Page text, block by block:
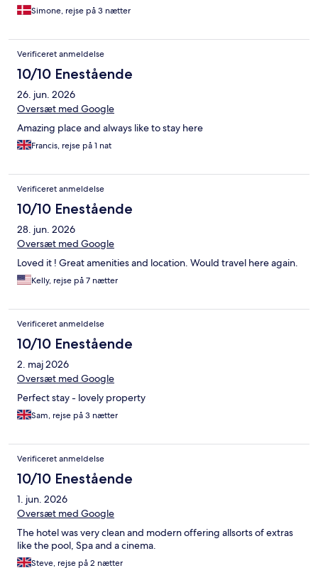
Simone, rejse på 3 nætter
Verificeret anmeldelse
10/10 Enestående
26. jun. 2026
Oversæt med Google
Amazing place and always like to stay here
Francis, rejse på 1 nat
Verificeret anmeldelse
10/10 Enestående
28. jun. 2026
Oversæt med Google
Loved it ! Great amenities and location. Would travel here again.
Kelly, rejse på 7 nætter
Verificeret anmeldelse
10/10 Enestående
2. maj 2026
Oversæt med Google
Perfect stay - lovely property
Sam, rejse på 3 nætter
Verificeret anmeldelse
10/10 Enestående
1. jun. 2026
Oversæt med Google
The hotel was very clean and modern offering allsorts of extras
like the pool, Spa and a cinema.
Steve, rejse på 2 nætter